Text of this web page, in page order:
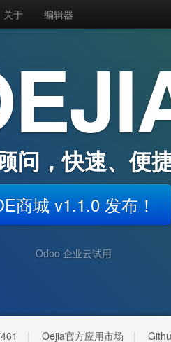
关于 编辑器
问，快速、便
商城 v1.1.0 发布！
Odoo 企业云试用
Oejia官方应用市场